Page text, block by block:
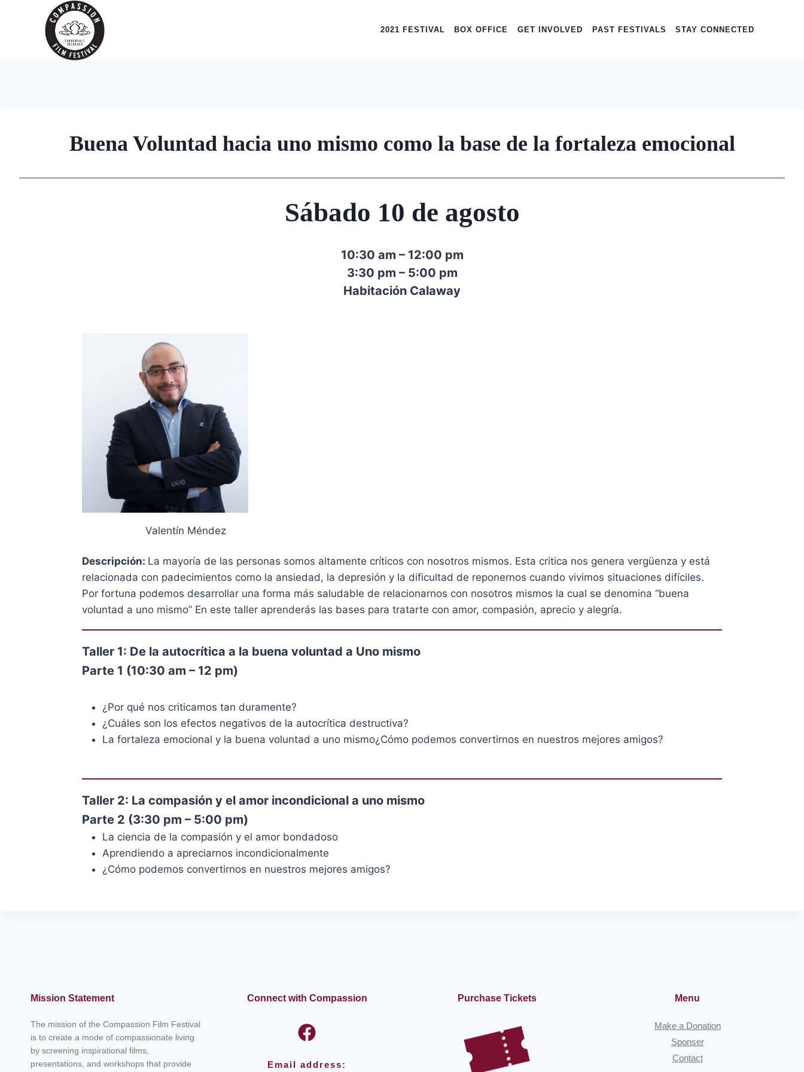
2021 FESTIVAL BOX OFFICE GET INVOLVED PAST FESTIVALS STAY CONNECTED
Buena Voluntad hacia uno mismo como la base de la fortaleza emocional
Sábado 10 de agosto
10:30 am – 12:00 pm
3:30 pm – 5:00 pm
Habitación Calaway
Valentín Méndez
Descripción: La mayoría de las personas somos altamente críticos con nosotros mismos. Esta critica nos genera vergüenza y está
relacionada con padecimientos como la ansiedad, la depresión y la dificultad de reponernos cuando vivimos situaciones difíciles.
Por fortuna podemos desarrollar una forma más saludable de relacionarnos con nosotros mismos la cual se denomina “buena
voluntad a uno mismo” En este taller aprenderás las bases para tratarte con amor, compasión, aprecio y alegría.
Taller 1: De la autocrítica a la buena voluntad a Uno mismo
Parte 1 (10:30 am – 12 pm)
¿Por qué nos criticamos tan duramente?
¿Cuáles son los efectos negativos de la autocrítica destructiva?
La fortaleza emocional y la buena voluntad a uno mismo¿Cómo podemos convertirnos en nuestros mejores amigos?
Taller 2: La compasión y el amor incondicional a uno mismo
Parte 2 (3:30 pm – 5:00 pm)
La ciencia de la compasión y el amor bondadoso
Aprendiendo a apreciarnos incondicionalmente
¿Cómo podemos convertirnos en nuestros mejores amigos?
Mission Statement
The mission of the Compassion Film Festival
is to create a mode of compassionate living
by screening inspirational films,
presentations, and workshops that provide
Connect with Compassion
Email address:
Purchase Tickets Menu
Make a Donation
Sponser
Contact